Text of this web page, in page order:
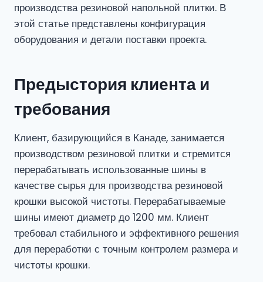
производства резиновой напольной плитки. В
этой статье представлены конфигурация
оборудования и детали поставки проекта.
Предыстория клиента и
требования
Клиент, базирующийся в Канаде, занимается
производством резиновой плитки и стремится
перерабатывать использованные шины в
качестве сырья для производства резиновой
крошки высокой чистоты. Перерабатываемые
шины имеют диаметр до 1200 мм. Клиент
требовал стабильного и эффективного решения
для переработки с точным контролем размера и
чистоты крошки.